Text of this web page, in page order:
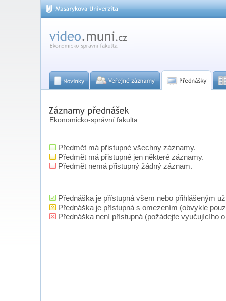
Ekonomicko-správní fakulta
Předmět má přistupné všechny záznamy.
Předmět má přistupné jen některé záznamy.
Předmět nemá přistupný žádný záznam.
Přednáška je přístupná všem nebo přihlášeným
Přednáška je přístupná s omezením (obvykle
Přednáška není přístupná (požádejte vyučujícího